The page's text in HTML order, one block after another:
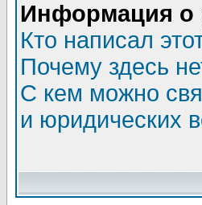
Информация о
Кто написал
Почему здесь
С кем можно
и юридических